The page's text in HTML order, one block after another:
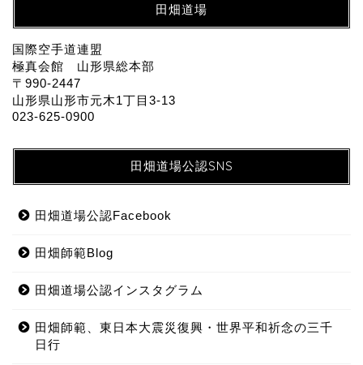
田畑道場
国際空手道連盟
極真会館 山形県総本部
〒990-2447
山形県山形市元木1丁目3-13
023-625-0900
田畑道場公認SNS
田畑道場公認Facebook
田畑師範Blog
田畑道場公認インスタグラム
田畑師範、東日本大震災復興・世界平和祈念の三千
日行